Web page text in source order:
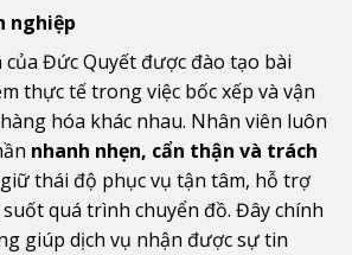
nghiệp
Đức Quyết được đào tạo bài
thực tế trong việc bốc xếp và vận
hóa khác nhau. Nhân viên luôn
nhanh nhẹn, cẩn thận và trách
thái độ phục vụ tận tâm, hỗ trợ
quá trình chuyển đồ. Đây chính
giúp dịch vụ nhận được sự tin